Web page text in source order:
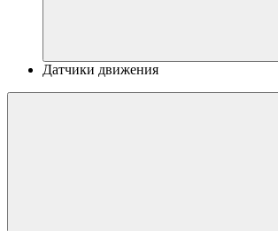
Датчики движения